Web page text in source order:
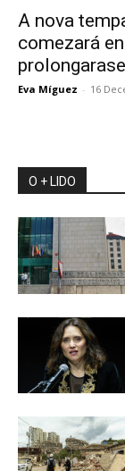
A nova
comezará
Eva Míguez - 16
O + LIDO